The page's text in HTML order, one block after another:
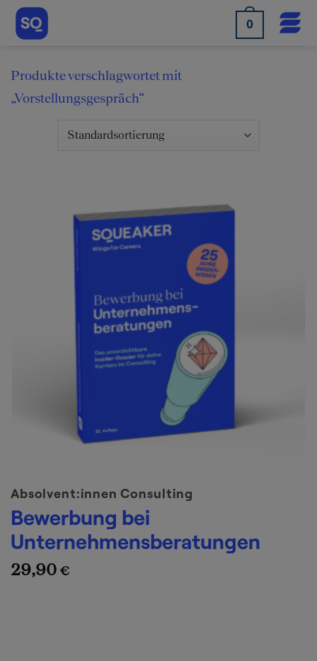
Skip
0
Produkte verschlagwortet mit
„Vorstellungsgespräch“
Absolvent:innen Consulting
Bewerbung bei
Unternehmensberatungen
29,90 €